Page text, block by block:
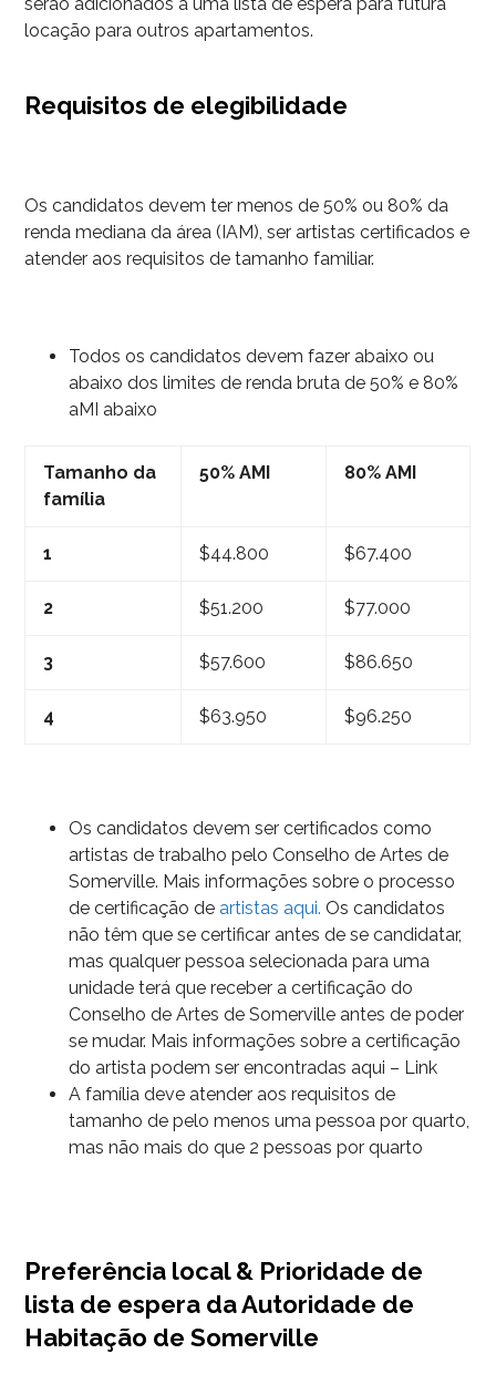
locação para outros apartamentos.
Requisitos de elegibilidade
Os candidatos devem ter menos de 50% ou 80% da
renda mediana da área (IAM), ser artistas certificados e
atender aos requisitos de tamanho familiar.
Todos os candidatos devem fazer abaixo ou
abaixo dos limites de renda bruta de 50% e 80%
aMI abaixo
Tamanho da
família
50% AMI 80% AMI
1 $44.800 $67.400
2 $51.200 $77.000
3 $57.600 $86.650
4 $63.950 $96.250
Os candidatos devem ser certificados como
artistas de trabalho pelo Conselho de Artes de
Somerville. Mais informações sobre o processo
de certificação de artistas aqui. Os candidatos
não têm que se certificar antes de se candidatar,
mas qualquer pessoa selecionada para uma
unidade terá que receber a certificação do
Conselho de Artes de Somerville antes de poder
se mudar. Mais informações sobre a certificação
do artista podem ser encontradas aqui – Link
A família deve atender aos requisitos de
tamanho de pelo menos uma pessoa por quarto,
mas não mais do que 2 pessoas por quarto
Preferência local & Prioridade de
lista de espera da Autoridade de
Habitação de Somerville